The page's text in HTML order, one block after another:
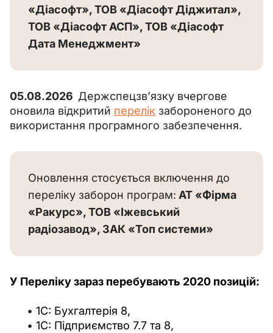
«Діасофт», ТОВ «Діасофт Діджитал»,
ТОВ «Діасофт АСП», ТОВ «Діасофт
Дата Менеджмент»
05.08.2026 Держспецзв’язку вчергове
оновила відкритий перелік забороненого до
використання програмного забезпечення.
Оновлення стосується включення до
переліку заборон програм: АТ «Фірма
«Ракурс», ТОВ «Іжевський
радіозавод», ЗАК «Топ системи»
У Переліку зараз перебувають 2020 позицій:
1C: Бухгалтерія 8,
1C: Підприємство 7.7 та 8,